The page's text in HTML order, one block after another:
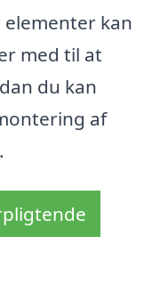
kan
med til at
du kan
af